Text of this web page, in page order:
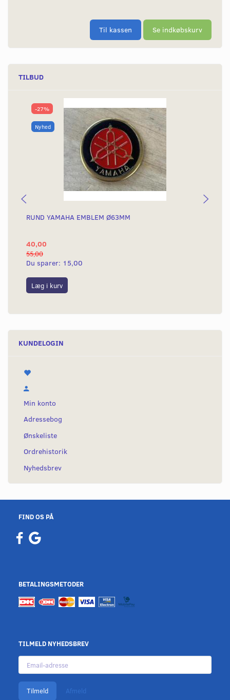
Til kassen Se indkøbskurv
TILBUD
-27%
Nyhed
RUND YAMAHA EMBLEM Ø63MM
40,00
55,00
Du sparer: 15,00
Læg i kurv
KUNDELOGIN
Min konto
Adressebog
Ønskeliste
Ordrehistorik
Nyhedsbrev
FIND OS PÅ
BETALINGSMETODER
TILMELD NYHEDSBREV
Email-
adresse
Tilmeld Afmeld